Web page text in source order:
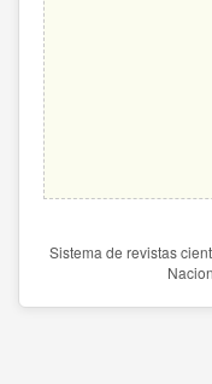
Sistema de revistas